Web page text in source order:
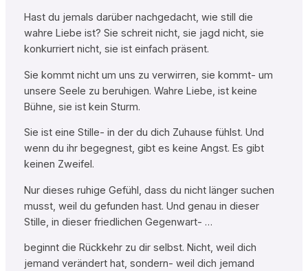
Hast du jemals darüber nachgedacht, wie still die
wahre Liebe ist? Sie schreit nicht, sie jagd nicht, sie
konkurriert nicht, sie ist einfach präsent.
Sie kommt nicht um uns zu verwirren, sie kommt- um
unsere Seele zu beruhigen. Wahre Liebe, ist keine
Bühne, sie ist kein Sturm.
Sie ist eine Stille- in der du dich Zuhause fühlst. Und
wenn du ihr begegnest, gibt es keine Angst. Es gibt
keinen Zweifel.
Nur dieses ruhige Gefühl, dass du nicht länger suchen
musst, weil du gefunden hast. Und genau in dieser
Stille, in dieser friedlichen Gegenwart- …
beginnt die Rückkehr zu dir selbst. Nicht, weil dich
jemand verändert hat, sondern- weil dich jemand